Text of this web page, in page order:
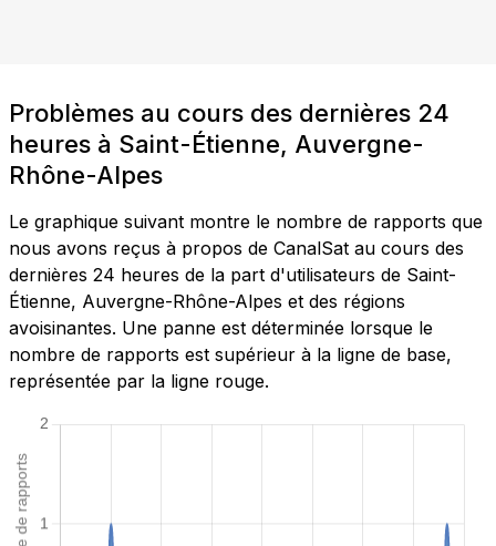
Problèmes au cours des dernières 24
heures à Saint-Étienne, Auvergne-
Rhône-Alpes
Le graphique suivant montre le nombre de rapports que
nous avons reçus à propos de CanalSat au cours des
dernières 24 heures de la part d'utilisateurs de Saint-
Étienne, Auvergne-Rhône-Alpes et des régions
avoisinantes. Une panne est déterminée lorsque le
nombre de rapports est supérieur à la ligne de base,
représentée par la ligne rouge.